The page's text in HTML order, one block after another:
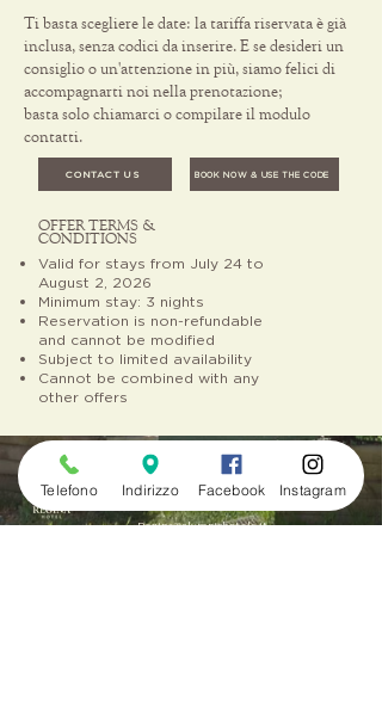
Ti basta scegliere le date: la tariffa riservata è già
inclusa, senza codici da inserire. E se desideri un
consiglio o un'attenzione in più, siamo felici di
accompagnarti noi nella prenotazione;
basta solo chiamarci o compilare il modulo
contatti.
CONTACT US BOOK NOW & USE THE CODE
OFFER TERMS &
CONDITIONS
Valid for stays from July 24 to
August 2, 2026
Minimum stay: 3 nights
Reservation is non-refundable
and cannot be modified
Subject to limited availability
Cannot be combined with any
other offers
Contacts
+39 0465 501137
Regina@olympichotels.it
Telefono Indirizzo Facebook Instagram